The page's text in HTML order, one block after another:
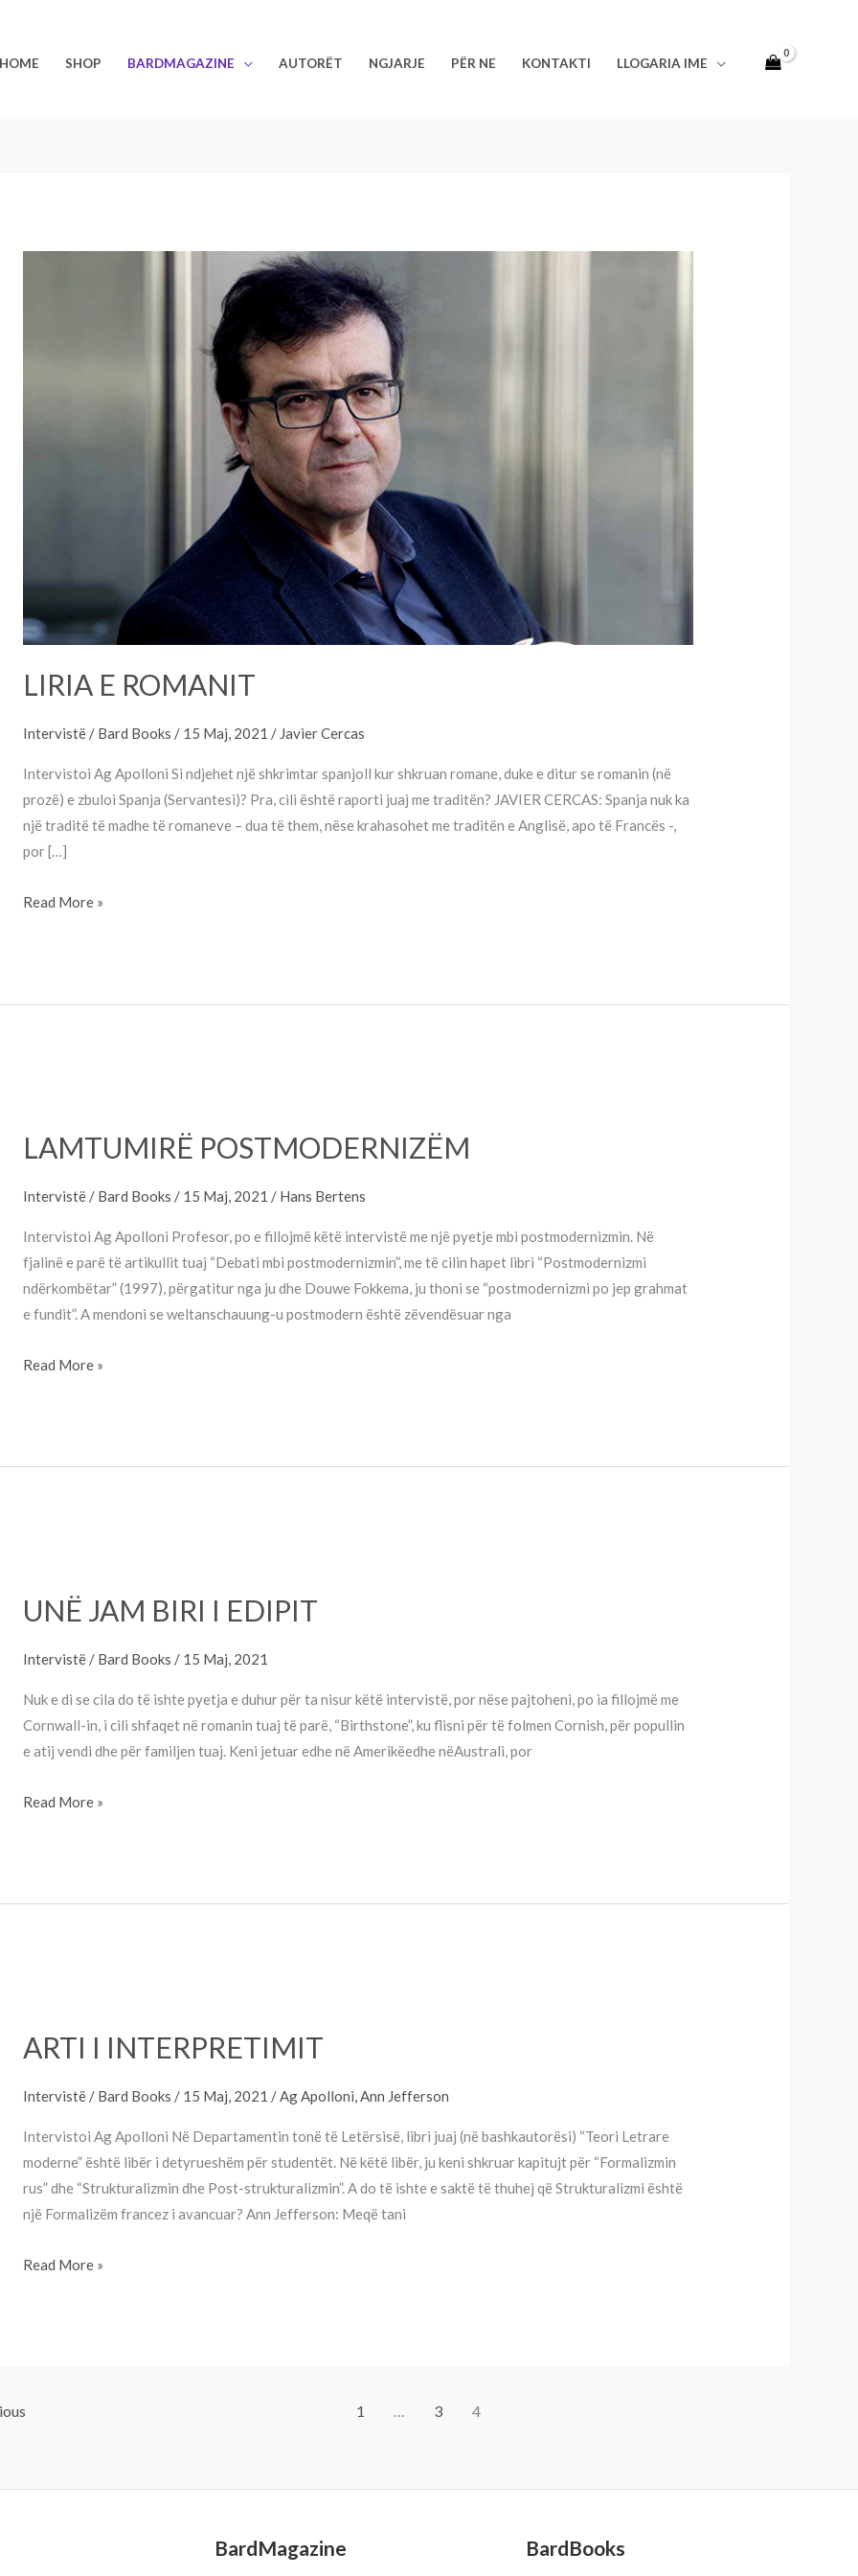
HOME SHOP BARDMAGAZINE AUTORËT NGJARJE PËR NE KONTAKTI LLOGARIA IME
LIRIA E ROMANIT
Intervistë / Bard Books / 15 Maj, 2021 / Javier Cercas
Intervistoi Ag Apolloni Si ndjehet një shkrimtar spanjoll kur shkruan romane, duke e ditur se romanin (në
prozë) e zbuloi Spanja (Servantesi)? Pra, cili është raporti juaj me traditën? JAVIER CERCAS: Spanja nuk ka
një traditë të madhe të romaneve – dua të them, nëse krahasohet me traditën e Anglisë, apo të Francës -,
por […]
Read More »
LAMTUMIRË POSTMODERNIZËM
Intervistë / Bard Books / 15 Maj, 2021 / Hans Bertens
Intervistoi Ag Apolloni Profesor, po e fillojmë këtë intervistë me një pyetje mbi postmodernizmin. Në
fjalinë e parë të artikullit tuaj “Debati mbi postmodernizmin”, me të cilin hapet libri “Postmodernizmi
ndërkombëtar” (1997), përgatitur nga ju dhe Douwe Fokkema, ju thoni se “postmodernizmi po jep grahmat
e fundit”. A mendoni se weltanschauung-u postmodern është zëvendësuar nga
Read More »
UNË JAM BIRI I EDIPIT
Intervistë / Bard Books / 15 Maj, 2021
Nuk e di se cila do të ishte pyetja e duhur për ta nisur këtë intervistë, por nëse pajtoheni, po ia fillojmë me
Cornwall-in, i cili shfaqet në romanin tuaj të parë, “Birthstone”, ku flisni për të folmen Cornish, për popullin
e atij vendi dhe për familjen tuaj. Keni jetuar edhe në Amerikëedhe nëAustrali, por
BIRI
EDIPIT
Read More »
ARTI I INTERPRETIMIT
Intervistë / Bard Books / 15 Maj, 2021 /Ag Apolloni,Ann Jefferson
Intervistoi Ag Apolloni Në Departamentin tonë të Letërsisë, libri juaj (në bashkautorësi) “Teori Letrare
moderne” është libër i detyrueshëm për studentët. Në këtë libër, ju keni shkruar kapitujt për “Formalizmin
rus” dhe “Strukturalizmin dhe Post-strukturalizmin”. A do të ishte e saktë të thuhej që Strukturalizmi është
një Formalizëm francez i avancuar? Ann Jefferson: Meqë tani
INTERPRETIMIT
Read More »
1 … 3 4
BardMagazine BardBooks